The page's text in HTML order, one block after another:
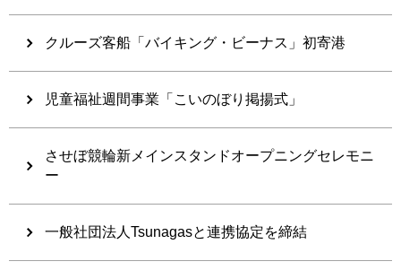
クルーズ客船「バイキング・ビーナス」初寄港
児童福祉週間事業「こいのぼり掲揚式」
させぼ競輪新メインスタンドオープニングセレモニ
ー
一般社団法人Tsunagasと連携協定を締結